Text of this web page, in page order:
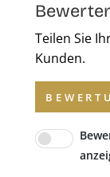
Teilen Sie
Kunden.